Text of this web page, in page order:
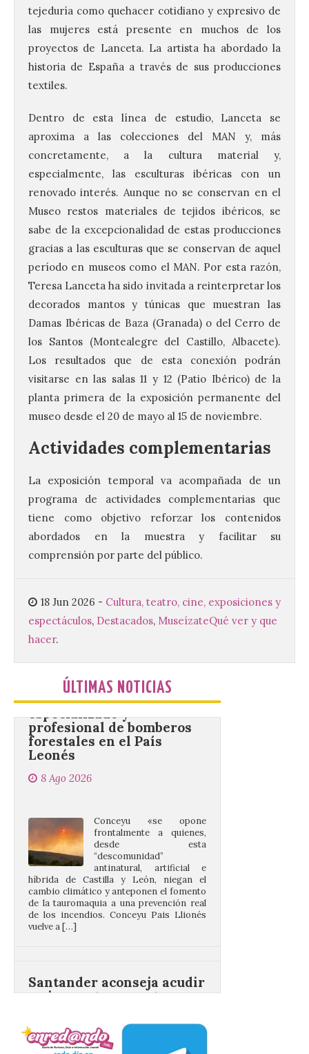
tejeduría como quehacer cotidiano y expresivo de
las mujeres está presente en muchos de los
proyectos de Lanceta. La artista ha abordado la
historia de España a través de sus producciones
textiles.
Dentro de esta línea de estudio, Lanceta se
aproxima a las colecciones del MAN y, más
concretamente, a la cultura material y,
especialmente, las esculturas ibéricas con un
renovado interés. Aunque no se conservan en el
Museo restos materiales de tejidos ibéricos, se
sabe de la excepcionalidad de estas producciones
gracias a las esculturas que se conservan de aquel
período en museos como el MAN. Por esta razón,
Teresa Lanceta ha sido invitada a reinterpretar los
decorados mantos y túnicas que muestran las
Damas Ibéricas de Baza (Granada) o del Cerro de
los Santos (Montealegre del Castillo, Albacete).
Los resultados que de esta conexión podrán
visitarse en las salas 11 y 12 (Patio Ibérico) de la
planta primera de la exposición permanente del
museo desde el 20 de mayo al 15 de noviembre.
Actividades complementarias
La exposición temporal va acompañada de un
programa de actividades complementarias que
tiene como objetivo reforzar los contenidos
abordados en la muestra y facilitar su
comprensión por parte del público.
18 Jun 2026 - Cultura, teatro, cine, exposiciones y
espectáculos, Destacados, MuseízateQué ver y que
hacer.
ÚLTIMAS NOTICIAS
La UPSA impulsa la
creación musical con el I
Concurso Internacional de
Composición Coral Sacra
promovido por el Instituto
Universitario de Música
Sacra de la Universidad
Pontificia de Salamanca
(UPSA), premiará composiciones
inéditas, destinadas a coro, con un
premio de 3.000 euros. Las candidaturas
Conceyu vuelve a exigir
un contingente
especializado y
profesional de bomberos
forestales en el País
Leonés
8 Ago 2026
antinatural, artificial e
híbrida de Castilla y León, niegan el
cambio climático y anteponen el fomento
de la tauromaquia a una prevención real
de los incendios. Conceyu Pais Llionés
vuelve a […]
Santander aconseja acudir
eclipse
El TUS cuenta con líneas